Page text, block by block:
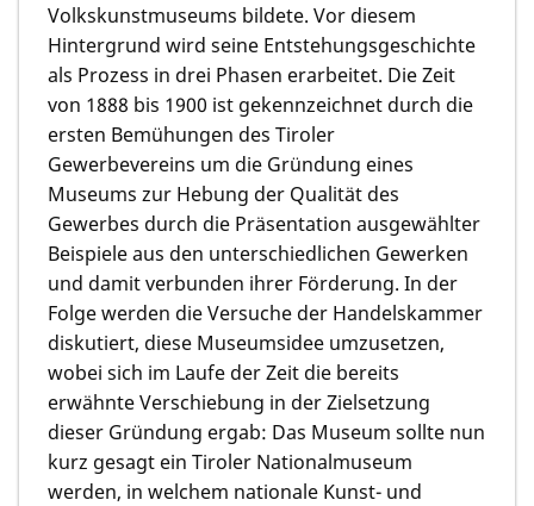
Volkskunstmuseums bildete. Vor diesem
Hintergrund wird seine Entstehungsgeschichte
als Prozess in drei Phasen erarbeitet. Die Zeit
von 1888 bis 1900 ist gekennzeichnet durch die
ersten Bemühungen des Tiroler
Gewerbevereins um die Gründung eines
Museums zur Hebung der Qualität des
Gewerbes durch die Präsentation ausgewählter
Beispiele aus den unterschiedlichen Gewerken
und damit verbunden ihrer Förderung. In der
Folge werden die Versuche der Handelskammer
diskutiert, diese Museumsidee umzusetzen,
wobei sich im Laufe der Zeit die bereits
erwähnte Verschiebung in der Zielsetzung
dieser Gründung ergab: Das Museum sollte nun
kurz gesagt ein Tiroler Nationalmuseum
werden, in welchem nationale Kunst- und